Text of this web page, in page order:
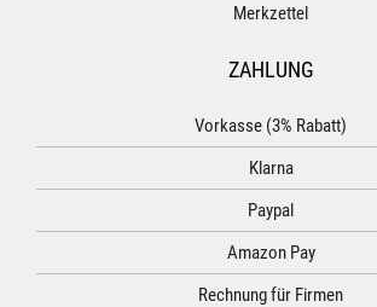
Merkzettel
ZAHLUNG
Vorkasse (3% Rabatt)
Klarna
Paypal
Amazon Pay
Rechnung für Firmen